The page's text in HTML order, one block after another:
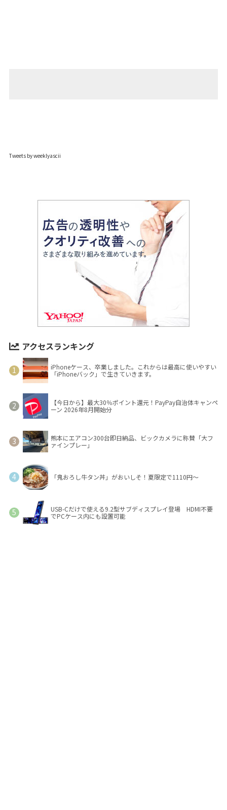
Tweets by weeklyascii
アクセスランキング
iPhoneケース、卒業しました。これからは最高に使いやすい
「iPhoneバック」で生きていきます。
【今日から】最大30％ポイント還元！PayPay自治体キャンペ
ーン 2026年8月開始分
熊本にエアコン300台即日納品、ビックカメラに称賛「大フ
ァインプレー」
「鬼おろし牛タン丼」がおいしそ！夏限定で1110円～
USB-Cだけで使える9.2型サブディスプレイ登場 HDMI不要
でPCケース内にも設置可能